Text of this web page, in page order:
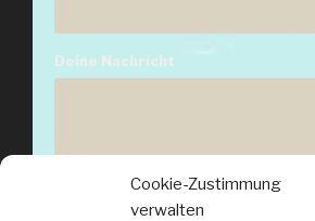
Cookie-Zustimmung
verwalten
Deine Nachricht